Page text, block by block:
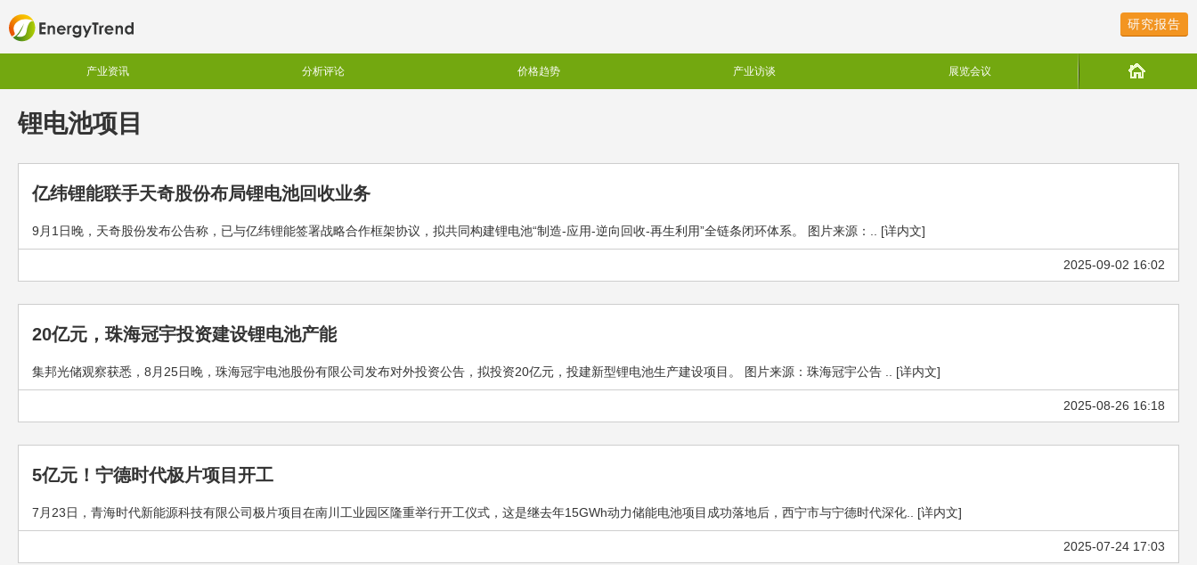
研究报告
产业资讯 分析评论 价格趋势 产业访谈 展览会议
锂电池项目
亿纬锂能联手天奇股份布局锂电池回收业务
9月1日晚，天奇股份发布公告称，已与亿纬锂能签署战略合作框架协议，拟共同构建锂电池“制造-应用-逆向回收-再生利用”全链条闭环体系。 图片来源：.. [详内文]
2025-09-02 16:02
20亿元，珠海冠宇投资建设锂电池产能
集邦光储观察获悉，8月25日晚，珠海冠宇电池股份有限公司发布对外投资公告，拟投资20亿元，投建新型锂电池生产建设项目。 图片来源：珠海冠宇公告 .. [详内文]
2025-08-26 16:18
5亿元！宁德时代极片项目开工
7月23日，青海时代新能源科技有限公司极片项目在南川工业园区隆重举行开工仪式，这是继去年15GWh动力储能电池项目成功落地后，西宁市与宁德时代深化.. [详内文]
2025-07-24 17:03